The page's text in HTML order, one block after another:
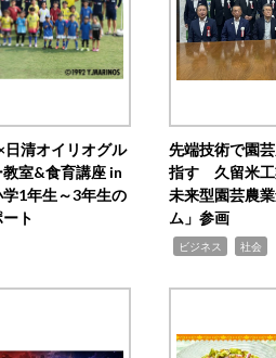
日清オイリオグル
室&食育講座 in
1年生～3年生の
ト
先端技術で園
指す 久留米工
未来型園芸農
ム」参画
ビジネス 社会